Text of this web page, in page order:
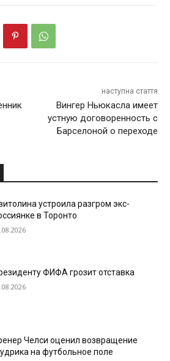
наступна стаття
Вингер Ньюкасла имеет
устную договоренность с
Барселоной о переходе
устроила разгром экс-
в Торонто
ФИФА грозит отставка
Челси оценил возвращение
на футбольное поле